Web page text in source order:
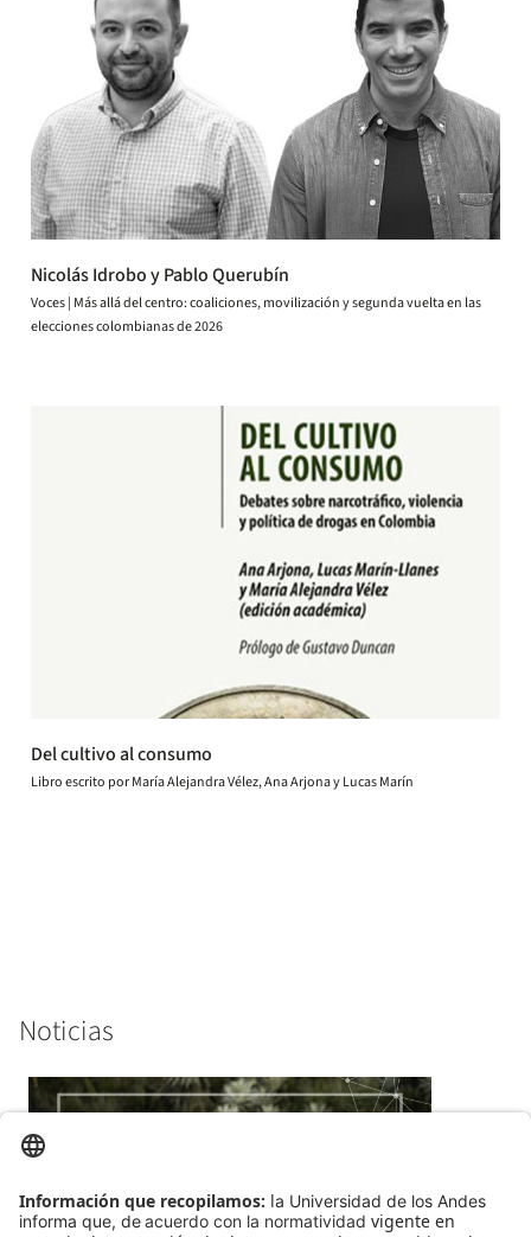
Nicolás Idrobo y Pablo Querubín
Voces | Más allá del centro: coaliciones, movilización y segunda vuelta en las
elecciones colombianas de 2026
Del cultivo al consumo
Libro escrito por María Alejandra Vélez, Ana Arjona y Lucas Marín
Noticias